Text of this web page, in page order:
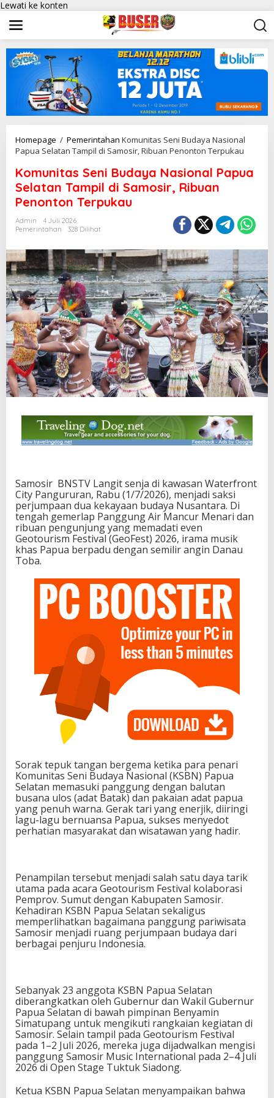
Lewati ke konten
Homepage / Pemerintahan Komunitas Seni Budaya Nasional
Papua Selatan Tampil di Samosir, Ribuan Penonton Terpukau
Komunitas Seni Budaya Nasional Papua
Selatan Tampil di Samosir, Ribuan
Penonton Terpukau
Admin
4 Juli 2026
Pemerintahan
328 Dilihat
Samosir BNSTV Langit senja di kawasan Waterfront
City Pangururan, Rabu (1/7/2026), menjadi saksi
perjumpaan dua kekayaan budaya Nusantara. Di
tengah gemerlap Panggung Air Mancur Menari dan
ribuan pengunjung yang memadati even
Geotourism Festival (GeoFest) 2026, irama musik
khas Papua berpadu dengan semilir angin Danau
Toba.
Sorak tepuk tangan bergema ketika para penari
Komunitas Seni Budaya Nasional (KSBN) Papua
Selatan memasuki panggung dengan balutan
busana ulos (adat Batak) dan pakaian adat papua
yang penuh warna. Gerak tari yang enerjik, diiringi
lagu-lagu bernuansa Papua, sukses menyedot
perhatian masyarakat dan wisatawan yang hadir.
Penampilan tersebut menjadi salah satu daya tarik
utama pada acara Geotourism Festival kolaborasi
Pemprov. Sumut dengan Kabupaten Samosir.
Kehadiran KSBN Papua Selatan sekaligus
memperlihatkan bagaimana panggung pariwisata
Samosir menjadi ruang perjumpaan budaya dari
berbagai penjuru Indonesia.
Sebanyak 23 anggota KSBN Papua Selatan
diberangkatkan oleh Gubernur dan Wakil Gubernur
Papua Selatan di bawah pimpinan Benyamin
Simatupang untuk mengikuti rangkaian kegiatan di
Samosir. Selain tampil pada Geotourism Festival
pada 1–2 Juli 2026, mereka juga dijadwalkan mengisi
panggung Samosir Music International pada 2–4 Juli
2026 di Open Stage Tuktuk Siadong.
Ketua KSBN Papua Selatan menyampaikan bahwa